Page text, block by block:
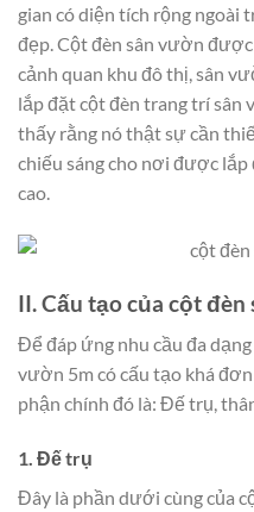
gian có diện tích rộng ngoài
đẹp. Cột đèn sân vườn
cảnh quan khu đô thị, sân
lắp đặt cột đèn trang trí sân
thấy rằng nó thật sự cần
chiếu sáng cho nơi được
cao.
II. Cấu tạo của cột
Để đáp ứng nhu cầu đa
vườn 5m có cấu tạo khá
phận chính đó là: Đế trụ,
1. Đế trụ
Đây là phần dưới cùng của